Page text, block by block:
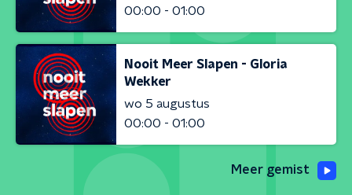
00:00 - 01:00
Nooit Meer Slapen - Gloria
Wekker
wo 5 augustus
00:00 - 01:00
Meer gemist